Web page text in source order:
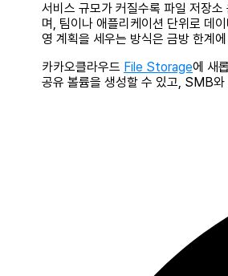
서비스 규모가 커질수록 파일 저장
며, 팀이나 애플리케이션 단위로 데
영 계획을 세우는 방식은 금방 한계
카카오클라우드 File Storage에 새
공유 볼륨을 생성할 수 있고, SMB와